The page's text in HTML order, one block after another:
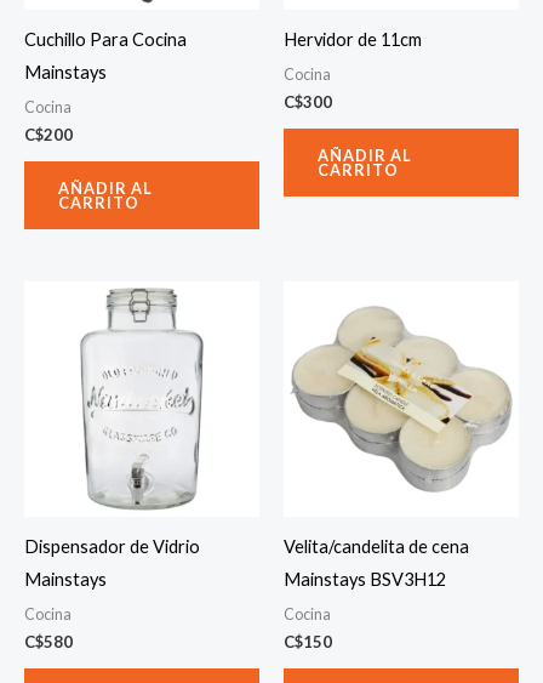
Cuchillo Para Cocina
Mainstays
Cocina
C$200
AÑADIR AL
CARRITO
Hervidor de 11cm
Cocina
C$300
AÑADIR AL
CARRITO
Dispensador de Vidrio
Mainstays
Cocina
C$580
Velita/candelita de cena
Mainstays BSV3H12
Cocina
C$150